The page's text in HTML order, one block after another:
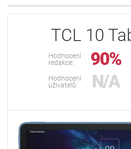
TCL 10
Hodnocení
redakce:
90%
Hodnocení
uživatelů:
N/A